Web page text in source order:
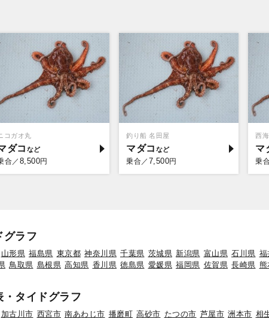
コガオ丸
ダコ
合／ 8,500円
釣り船 名田屋
マダコ
乗合／ 7,500円
西
マ
乗
グラフ
山形県 福島県 東京都 神奈川県 千葉県 茨城県 新潟県 富山県 石川県 福
鳥取県 島根県 高知県 香川県 徳島県 愛媛県 福岡県 佐賀県 長崎県 熊
タイドグラフ
加古川市 西宮市 南あわじ市 播磨町 高砂市 たつの市 芦屋市 洲本市 相